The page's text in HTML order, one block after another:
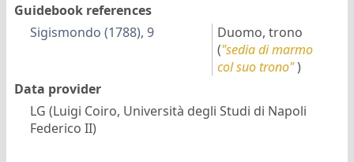
Guidebook references
Sigismondo (1788), 9
Duomo, trono
("sedia di marmo
col suo trono")
Data provider
LG (Luigi Coiro, Università degli Studi di Napoli
Federico II)